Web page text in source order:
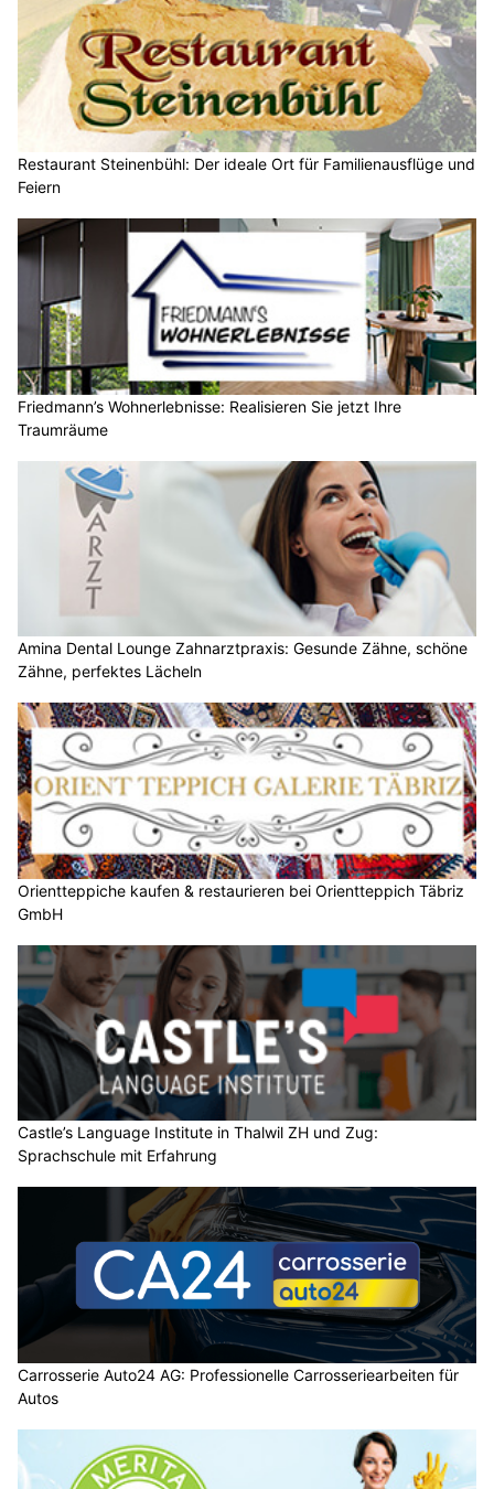
Restaurant Steinenbühl: Der ideale Ort für Familienausflüge und
Feiern
Friedmann’s Wohnerlebnisse: Realisieren Sie jetzt Ihre
Traumräume
Amina Dental Lounge Zahnarztpraxis: Gesunde Zähne, schöne
Zähne, perfektes Lächeln
Orientteppiche kaufen & restaurieren bei Orientteppich Täbriz
GmbH
Castle’s Language Institute in Thalwil ZH und Zug:
Sprachschule mit Erfahrung
Carrosserie Auto24 AG: Professionelle Carrosseriearbeiten für
Autos